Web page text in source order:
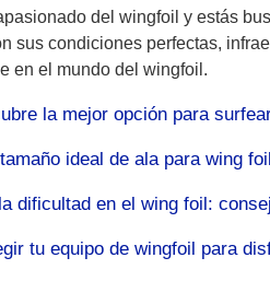
del wingfoil y estás
sus condiciones perfectas,
en el mundo del wingfoil.
la mejor opción para
ideal de ala para wing
dificultad en el wing foil:
tu equipo de wingfoil para